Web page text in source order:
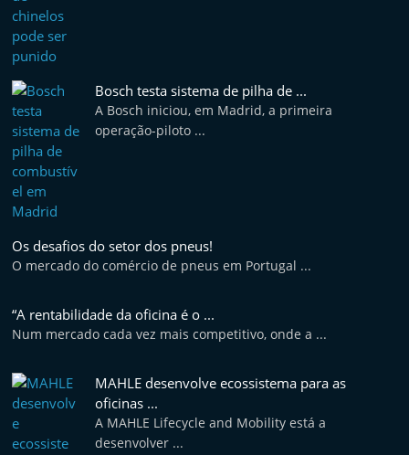
Bosch testa sistema de pilha de ...
A Bosch iniciou, em Madrid, a primeira
operação-piloto ...
Os desafios do setor dos pneus!
O mercado do comércio de pneus em Portugal ...
“A rentabilidade da oficina é o ...
Num mercado cada vez mais competitivo, onde a ...
MAHLE desenvolve ecossistema para as
oficinas ...
A MAHLE Lifecycle and Mobility está a
desenvolver ...